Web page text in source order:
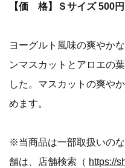
【価 格】Ｓサイズ 500
ヨーグルト風味の爽やか
ンマスカットとアロエの
した。マスカットの爽や
めます。
※当商品は一部取扱いの
舗は、店舗検索（ https://